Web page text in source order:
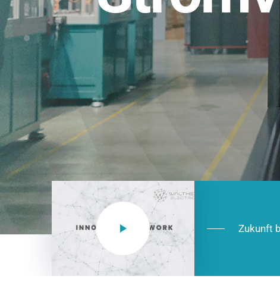
NEO CEE: Energieverteilung mit System.
effizient in der Installation, zukunftsfähig im
Zukunft